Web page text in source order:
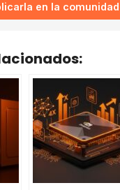
en la comunidad